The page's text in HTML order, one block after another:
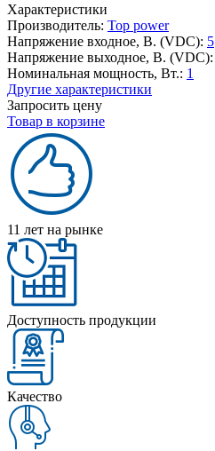
Характеристики
Производитель: Top power
Напряжение входное, В. (VDC): 5
Напряжение выходное, В. (VDC):
Номинальная мощность, Вт.: 1
Другие характеристики
Запросить цену
Товар в корзине
11 лет на рынке
Доступность продукции
Качество